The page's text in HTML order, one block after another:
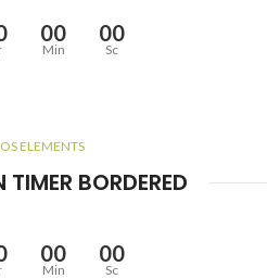
00
Min
00
Sc
ELEMENTS
BORDERED
00
Min
00
Sc